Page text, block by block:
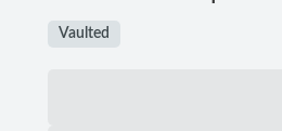
Vaulted